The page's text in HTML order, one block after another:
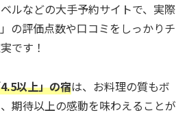
ルなどの大手予約サイトで、実際
の評価点数や口コミをしっかりチ
です！
以上」の宿は、お料理の質もボ
期待以上の感動を味わえることが